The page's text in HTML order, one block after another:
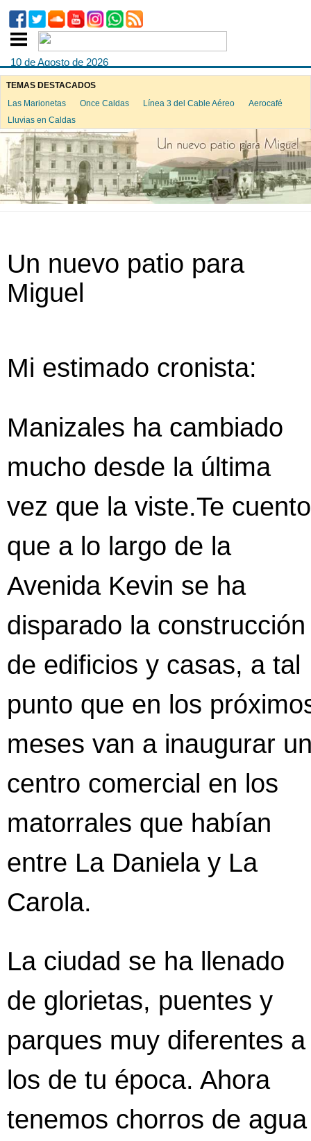
10 de Agosto de 2026
TEMAS DESTACADOS
Las Marionetas
Once Caldas Línea 3 del Cable Aéreo
Aerocafé
Lluvias en Caldas
Un nuevo patio para
Miguel
Mi estimado cronista:
Manizales ha cambiado
mucho desde la última
vez que la viste.Te cuento
que a lo largo de la
Avenida Kevin se ha
disparado la construcción
de edificios y casas, a tal
punto que en los
meses van a inaugurar
centro comercial en los
matorrales que habían
entre La Daniela y La
Carola.
La ciudad se ha llenado
de glorietas, puentes y
parques muy diferentes a
los de tu época. Ahora
tenemos chorros de agua